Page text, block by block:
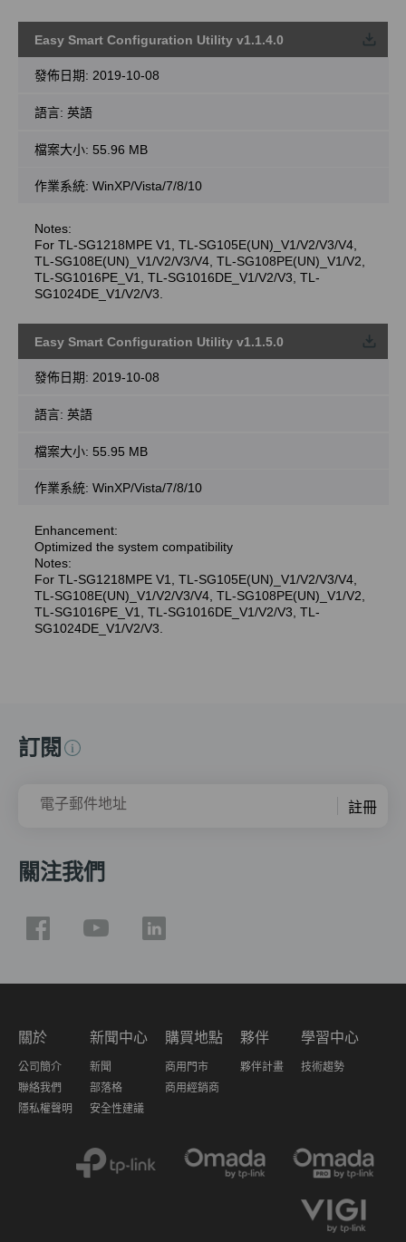
Easy Smart Configuration Utility v1.1.4.0
發佈日期: 2019-10-08
語言: 英語
檔案大小: 55.96 MB
作業系統: WinXP/Vista/7/8/10
Notes:
For TL-SG1218MPE V1, TL-SG105E(UN)_V1/V2/V3/V4,
TL-SG108E(UN)_V1/V2/V3/V4, TL-SG108PE(UN)_V1/V2,
TL-SG1016PE_V1, TL-SG1016DE_V1/V2/V3, TL-
SG1024DE_V1/V2/V3.
Easy Smart Configuration Utility v1.1.5.0
發佈日期: 2019-10-08
語言: 英語
檔案大小: 55.95 MB
作業系統: WinXP/Vista/7/8/10
Enhancement:
Optimized the system compatibility
Notes:
For TL-SG1218MPE V1, TL-SG105E(UN)_V1/V2/V3/V4,
TL-SG108E(UN)_V1/V2/V3/V4, TL-SG108PE(UN)_V1/V2,
TL-SG1016PE_V1, TL-SG1016DE_V1/V2/V3, TL-
SG1024DE_V1/V2/V3.
訂閱
電子郵件地址 註冊
關注我們
關於
公司簡介
聯絡我們
隱私權聲明
新聞中心
新聞
部落格
安全性建議
購買地點
商用門市
商用經銷商
夥伴
夥伴計畫
學習中心
技術趨勢